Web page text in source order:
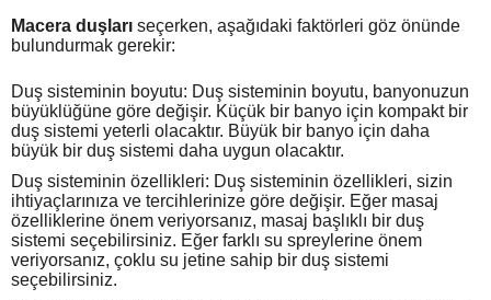
Macera duşları seçerken, aşağıdaki faktörleri göz önünde
bulundurmak gerekir:
Duş sisteminin boyutu: Duş sisteminin boyutu, banyonuzun
büyüklüğüne göre değişir. Küçük bir banyo için kompakt bir
duş sistemi yeterli olacaktır. Büyük bir banyo için daha
büyük bir duş sistemi daha uygun olacaktır.
Duş sisteminin özellikleri: Duş sisteminin özellikleri, sizin
ihtiyaçlarınıza ve tercihlerinize göre değişir. Eğer masaj
özelliklerine önem veriyorsanız, masaj başlıklı bir duş
sistemi seçebilirsiniz. Eğer farklı su spreylerine önem
veriyorsanız, çoklu su jetine sahip bir duş sistemi
seçebilirsiniz.